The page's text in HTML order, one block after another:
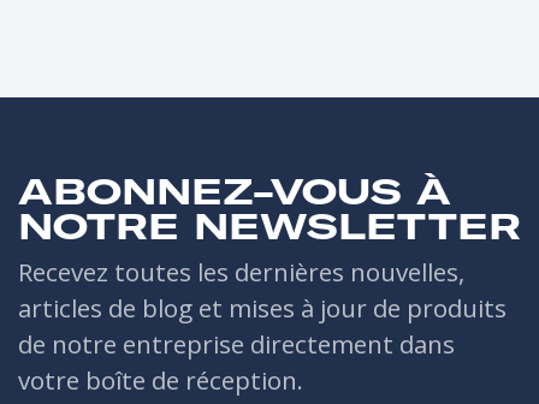
ABONNEZ-VOUS À
NOTRE NEWSLETTER
Recevez toutes les dernières nouvelles,
articles de blog et mises à jour de produits
de notre entreprise directement dans
votre boîte de réception.